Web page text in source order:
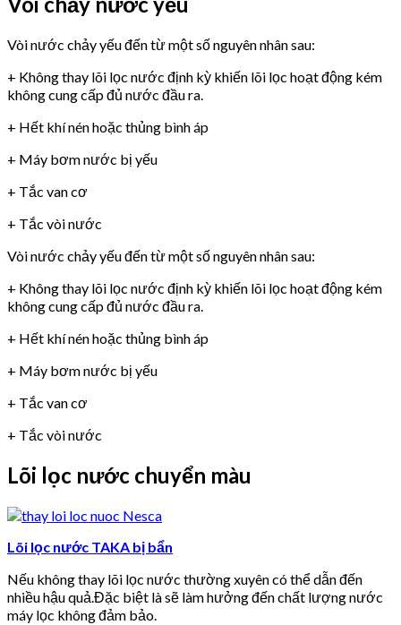
Vòi nước chảy yếu đến từ một số nguyên nhân sau:
+ Không thay lõi lọc nước định kỳ khiến lõi lọc hoạt động kém
không cung cấp đủ nước đầu ra.
+ Hết khí nén hoặc thủng bình áp
+ Máy bơm nước bị yếu
+ Tắc van cơ
+ Tắc vòi nước
Vòi nước chảy yếu đến từ một số nguyên nhân sau:
+ Không thay lõi lọc nước định kỳ khiến lõi lọc hoạt động kém
không cung cấp đủ nước đầu ra.
+ Hết khí nén hoặc thủng bình áp
+ Máy bơm nước bị yếu
+ Tắc van cơ
+ Tắc vòi nước
Lõi lọc nước chuyển màu
Lõi lọc nước TAKA bị bẩn
Nếu không thay lõi lọc nước thường xuyên có thể dẫn đến
nhiều hậu quả.Đặc biệt là sẽ làm hưởng đến chất lượng nước
máy lọc không đảm bảo.